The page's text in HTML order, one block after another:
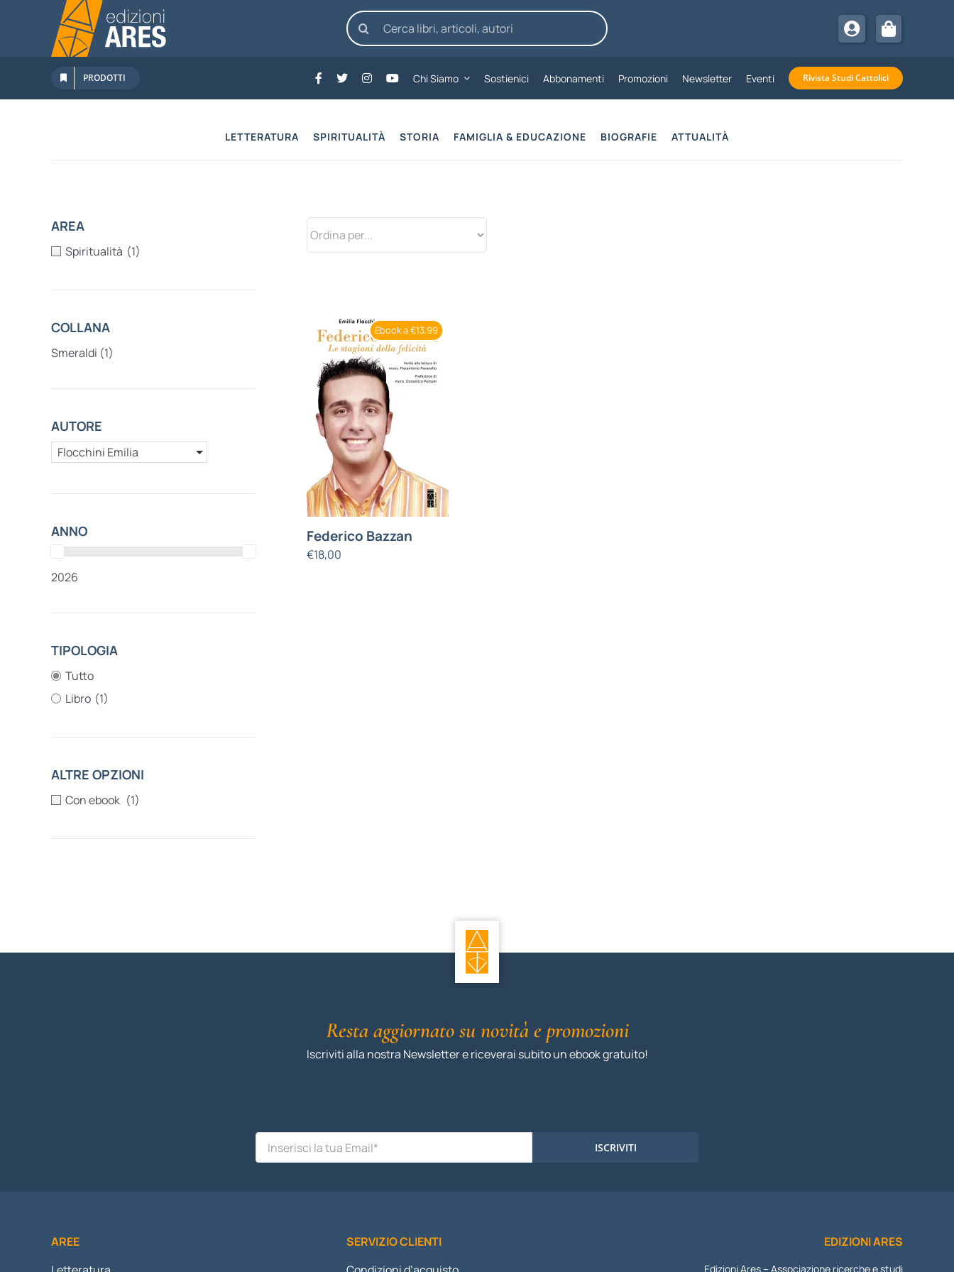
contenuto
Cerca
per:
PRODOTTI Chi Siamo Sostienici Abbonamenti Promozioni Newsletter Eventi Rivista Studi Cattolici
LETTERATURA SPIRITUALITÀ STORIA FAMIGLIA & EDUCAZIONE BIOGRAFIE ATTUALITÀ
Ebook a €13,99
Federico Bazzan
€18,00
AREA
Spiritualità (1)
COLLANA
Smeraldi (1)
AUTORE
Flocchini Emilia
ANNO
2026
TIPOLOGIA
Tutto
Libro (1)
ALTRE OPZIONI
(1)
Resta aggiornato su novità e promozioni
Iscriviti alla nostra Newsletter e riceverai subito un ebook gratuito!
ISCRIVITI
AREE
SERVIZIO CLIENTI
EDIZIONI ARES
Edizioni Ares – Associazione ricerche e studi